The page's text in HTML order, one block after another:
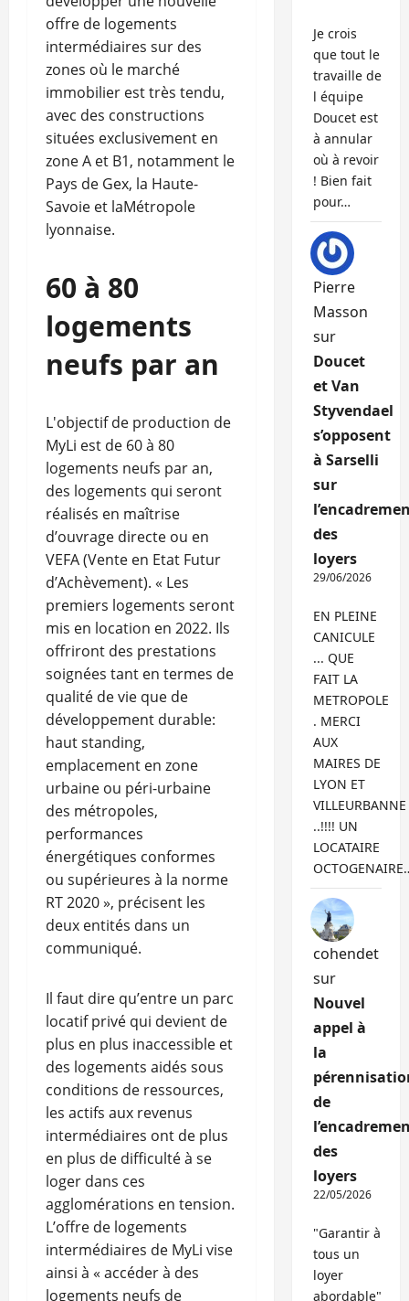
offre de logements
intermédiaires sur des
zones où le marché
immobilier est très tendu,
avec des constructions
situées exclusivement en
zone A et B1, notamment le
Pays de Gex, la Haute-
Savoie et laMétropole
lyonnaise.
60 à 80
logements
neufs par an
L'objectif de production de
MyLi est de 60 à 80
logements neufs par an,
des logements qui seront
réalisés en maîtrise
d’ouvrage directe ou en
VEFA (Vente en Etat Futur
d’Achèvement). « Les
premiers logements seront
mis en location en 2022. Ils
offriront des prestations
soignées tant en termes de
qualité de vie que de
développement durable:
haut standing,
emplacement en zone
urbaine ou péri-urbaine
des métropoles,
performances
énergétiques conformes
ou supérieures à la norme
RT 2020 », précisent les
deux entités dans un
communiqué.
Il faut dire qu’entre un parc
locatif privé qui devient de
plus en plus inaccessible et
des logements aidés sous
conditions de ressources,
les actifs aux revenus
intermédiaires ont de plus
en plus de difficulté à se
loger dans ces
agglomérations en tension.
L’offre de logements
intermédiaires de MyLi vise
ainsi à « accéder à des
logements neufs de
Je crois
que tout le
travaille de
l équipe
Doucet est
à annular
où à revoir
! Bien fait
pour…
Pierre
Masson
sur
Doucet
et Van
Styvendael
s’opposent
à Sarselli
sur
des
loyers
29/06/2026
EN PLEINE
CANICULE
... QUE
FAIT LA
METROPOLE
. MERCI
AUX
MAIRES DE
LYON ET
VILLEURBANNE
..!!!! UN
LOCATAIRE
cohendet
sur
Nouvel
appel à
la
de
des
loyers
22/05/2026
"Garantir à
tous un
loyer
abordable"